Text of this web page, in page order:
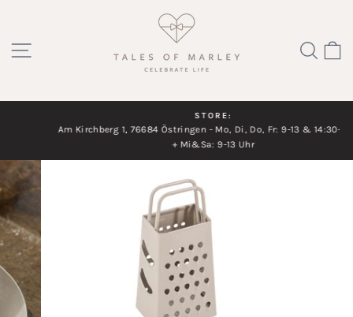
Inhalt
SEITENNAVIGATION
Diashow
STORE:
Am Kirchberg 1, 76684 Östringen - Mo, Di, Do, Fr: 9-13 & 14:30-18 Uhr
+ Mi&Sa: 9-13 Uhr